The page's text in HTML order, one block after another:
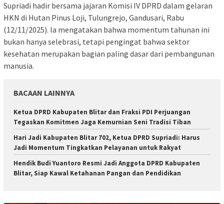
Supriadi hadir bersama jajaran Komisi IV DPRD dalam gelaran
HKN di Hutan Pinus Loji, Tulungrejo, Gandusari, Rabu
(12/11/2025). Ia mengatakan bahwa momentum tahunan ini
bukan hanya selebrasi, tetapi pengingat bahwa sektor
kesehatan merupakan bagian paling dasar dari pembangunan
manusia.
BACAAN LAINNYA
Ketua DPRD Kabupaten Blitar dan Fraksi PDI Perjuangan
Tegaskan Komitmen Jaga Kemurnian Seni Tradisi Tiban
Hari Jadi Kabupaten Blitar 702, Ketua DPRD Supriadi: Harus
Jadi Momentum Tingkatkan Pelayanan untuk Rakyat
Hendik Budi Yuantoro Resmi Jadi Anggota DPRD Kabupaten
Blitar, Siap Kawal Ketahanan Pangan dan Pendidikan